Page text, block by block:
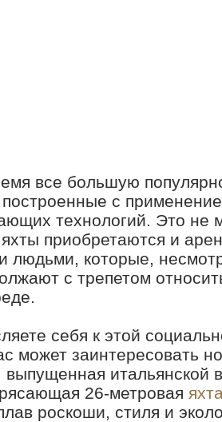
все большую
с
технологий. Это не
приобретаются и
людьми, которые,
с трепетом
себя к этой
может заинтересовать
выпущенная итальянской
26-метровая
роскоши, стиля и